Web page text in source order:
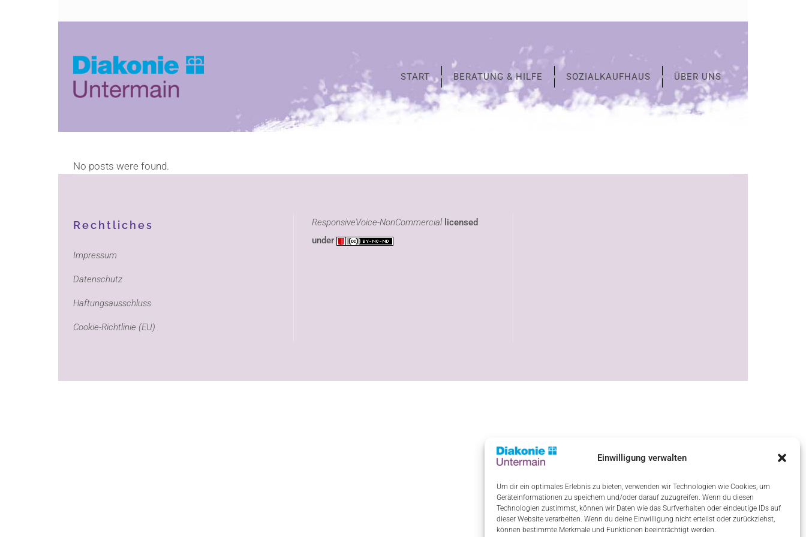
Einwilligung verwalten
Um dir ein optimales Erlebnis zu bieten, verwenden wir Technologien wie Cookies, um
Geräteinformationen zu speichern und/oder darauf zuzugreifen. Wenn du diesen
Technologien zustimmst, können wir Daten wie das Surfverhalten oder eindeutige IDs auf
dieser Website verarbeiten. Wenn du deine Einwilligung nicht erteilst oder zurückziehst,
können bestimmte Merkmale und Funktionen beeinträchtigt werden.
START BERATUNG & HILFE SOZIALKAUFHAUS ÜBER UNS
No posts were found.
Rechtliches
Impressum
Datenschutz
Haftungsausschluss
Cookie-Richtlinie (EU)
ResponsiveVoice-NonCommerciallicensed
under